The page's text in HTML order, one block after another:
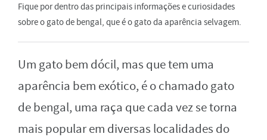
Fique por dentro das principais informações e curiosidades
sobre o gato de bengal, que é o gato da aparência selvagem.
Um gato bem dócil, mas que tem uma
aparência bem exótico, é o chamado gato
de bengal, uma raça que cada vez se torna
mais popular em diversas localidades do